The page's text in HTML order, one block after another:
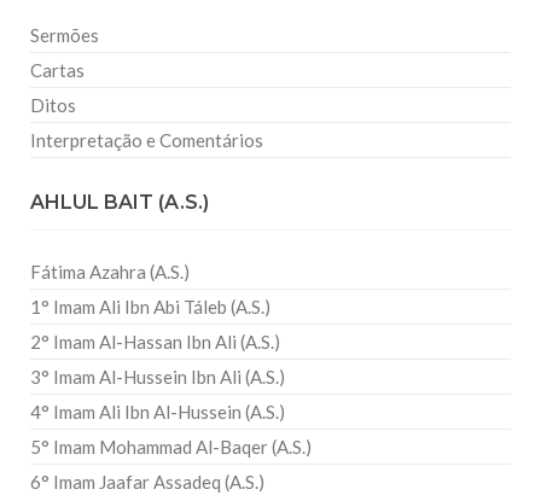
Sermões
Cartas
Ditos
Interpretação e Comentários
AHLUL BAIT (A.S.)
Fátima Azahra (A.S.)
1° Imam Ali Ibn Abi Táleb (A.S.)
2° Imam Al-Hassan Ibn Ali (A.S.)
3° Imam Al-Hussein Ibn Ali (A.S.)
4° Imam Ali Ibn Al-Hussein (A.S.)
5° Imam Mohammad Al-Baqer (A.S.)
6° Imam Jaafar Assadeq (A.S.)